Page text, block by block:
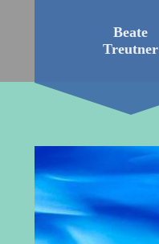
Beate
Treutner